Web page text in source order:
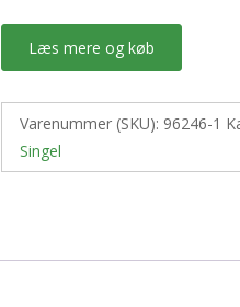
Læs mere og køb
Varenummer (SKU): 96246-1
Singel